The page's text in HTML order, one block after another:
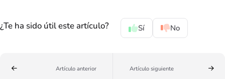
¿Te ha sido útil este artículo? Sí No
Artículo anterior Artículo siguiente